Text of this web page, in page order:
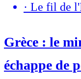
· Le fil de
Grèce : le
échappe de